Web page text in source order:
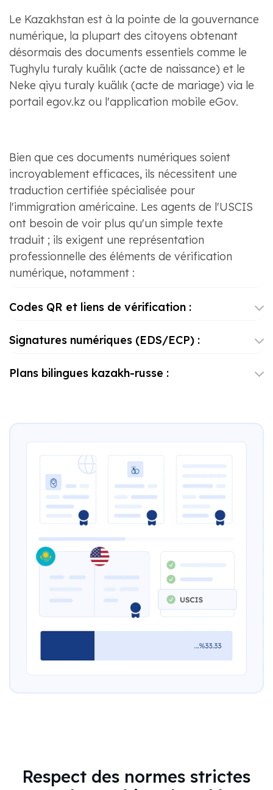
Le Kazakhstan est à la pointe de la gouvernance
numérique, la plupart des citoyens obtenant
désormais des documents essentiels comme le
Tughylu turaly kuälık (acte de naissance) et le
Neke qiyu turaly kuälık (acte de mariage) via le
portail egov.kz ou l'application mobile eGov.
Bien que ces documents numériques soient
incroyablement efficaces, ils nécessitent une
traduction certifiée spécialisée pour
l'immigration américaine. Les agents de l'USCIS
ont besoin de voir plus qu'un simple texte
traduit ; ils exigent une représentation
professionnelle des éléments de vérification
numérique, notamment :
Codes QR et liens de vérification :
Signatures numériques (EDS/ECP) :
Plans bilingues kazakh-russe :
Respect des normes strictes